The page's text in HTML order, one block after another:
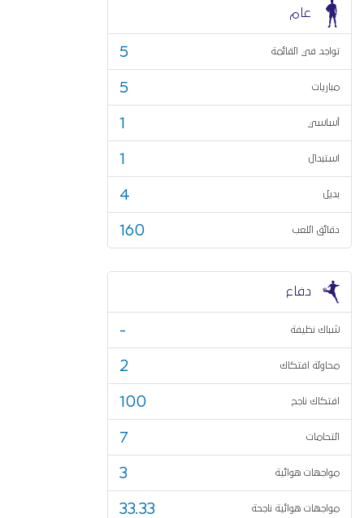
عام
تواجد في القائمة 5
مباريات 5
أساسي 1
استبدال 1
بديل 4
دقائق اللعب 160
دفاع
شباك نظيفة -
محاولة افتكاك 2
افتكاك ناجح 100
التحامات 7
مواجهات هوائية 3
مواجهات هوائية ناجحة 33.33